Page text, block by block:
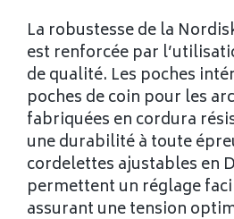
La robustesse de la
est renforcée par
de qualité. Les poches
poches de coin pour les
fabriquées en cordura
une durabilité à toute
cordelettes ajustables en
permettent un réglage
assurant une tension